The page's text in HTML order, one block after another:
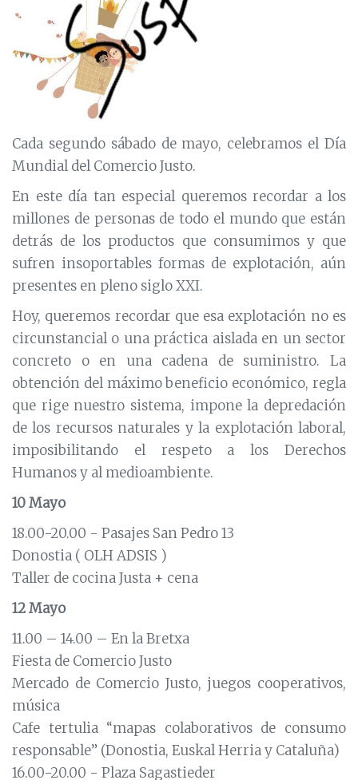
Cada segundo sábado de mayo, celebramos el Día
Mundial del Comercio Justo.
En este día tan especial queremos recordar a los
millones de personas de todo el mundo que están
detrás de los productos que consumimos y que
sufren insoportables formas de explotación, aún
presentes en pleno siglo XXI.
Hoy, queremos recordar que esa explotación no es
circunstancial o una práctica aislada en un sector
concreto o en una cadena de suministro. La
obtención del máximo beneficio económico, regla
que rige nuestro sistema, impone la depredación
de los recursos naturales y la explotación laboral,
imposibilitando el respeto a los Derechos
Humanos y al medioambiente.
10 Mayo
18.00-20.00 - Pasajes San Pedro 13
Donostia ( OLH ADSIS )
Taller de cocina Justa + cena
12 Mayo
11.00 – 14.00 – En la Bretxa
Fiesta de Comercio Justo
Mercado de Comercio Justo, juegos cooperativos,
música
Cafe tertulia “mapas colaborativos de consumo
responsable” (Donostia, Euskal Herria y Cataluña)
16.00-20.00 - Plaza Sagastieder